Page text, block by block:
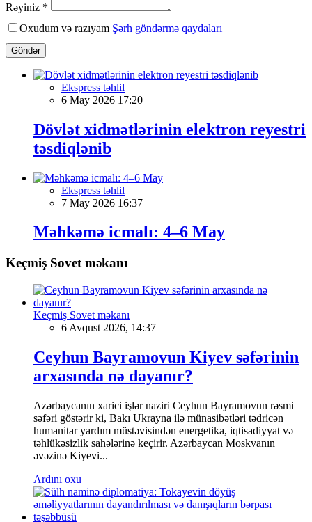
Rəyiniz *
Oxudum və razıyam Şərh göndərmə qaydaları
Göndər
Ekspress təhlil
6 May 2026 17:20
Dövlət xidmətlərinin elektron reyestri
təsdiqlənib
Ekspress təhlil
7 May 2026 16:37
Məhkəmə icmalı: 4–6 May
Keçmiş Sovet məkanı
Keçmiş Sovet məkanı
6 Avqust 2026, 14:37
Ceyhun Bayramovun Kiyev səfərinin
arxasında nə dayanır?
Azərbaycanın xarici işlər naziri Ceyhun Bayramovun rəsmi
səfəri göstərir ki, Bakı Ukrayna ilə münasibətləri tədricən
humanitar yardım müstəvisindən energetika, iqtisadiyyat və
təhlükəsizlik sahələrinə keçirir. Azərbaycan Moskvanın
əvəzinə Kiyevi...
Ardını oxu